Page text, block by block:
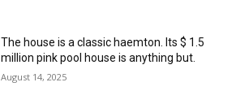
The house is a classic haemton. Its $ 1.5
million pink pool house is anything but.
August 14, 2025